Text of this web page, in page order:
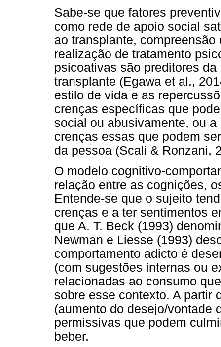
Sabe-se que fatores
como rede de apoio social
ao transplante,
realização de tratamento
psicoativas são preditores
transplante (Egawa et al.,
estilo de vida e as
crenças específicas que
social ou abusivamente, ou
crenças essas que podem
da pessoa (Scali & Ronzani,
O modelo cognitivo-
relação entre as cognições,
Entende-se que o sujeito
crenças e a ter sentimentos
que A. T. Beck (1993)
Newman e Liesse (1993)
comportamento adicto é
(com sugestões internas ou
relacionadas ao consumo
sobre esse contexto. A partir
(aumento do desejo/vontade
permissivas que podem
beber.